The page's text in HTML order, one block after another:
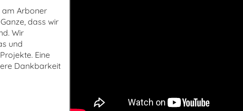
am Arboner
dass wir
Wir
und
Eine
Dankbarkeit